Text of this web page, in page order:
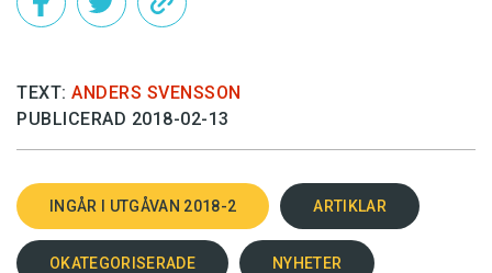
TEXT: ANDERS SVENSSON
PUBLICERAD 2018-02-13
INGÅR I UTGÅVAN 2018-2 ARTIKLAR
OKATEGORISERADE NYHETER